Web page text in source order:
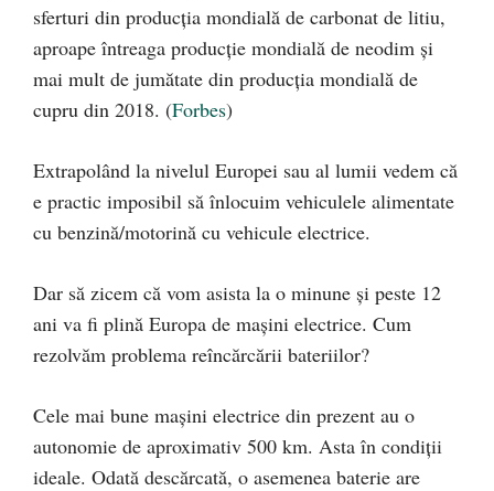
sferturi din producția mondială de carbonat de litiu,
aproape întreaga producție mondială de neodim și
mai mult de jumătate din producția mondială de
cupru din 2018. (Forbes)
Extrapolând la nivelul Europei sau al lumii vedem că
e practic imposibil să înlocuim vehiculele alimentate
cu benzină/motorină cu vehicule electrice.
Dar să zicem că vom asista la o minune și peste 12
ani va fi plină Europa de mașini electrice. Cum
rezolvăm problema reîncărcării bateriilor?
Cele mai bune mașini electrice din prezent au o
autonomie de aproximativ 500 km. Asta în condiții
ideale. Odată descărcată, o asemenea baterie are